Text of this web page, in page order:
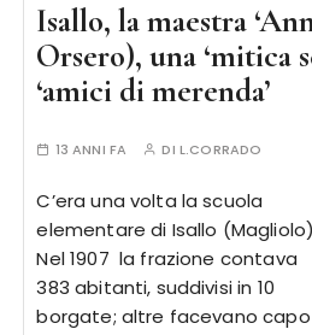
Isallo, la maestra
Orsero), una ‘mitica
‘amici di merenda’
13 ANNI FA DI L.CORRADO
C’era una volta la scuola
elementare di Isallo
Nel 1907 la frazione contava
383 abitanti, suddivisi in 10
borgate; altre facevano capo